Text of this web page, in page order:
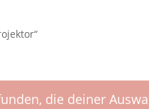
die deiner